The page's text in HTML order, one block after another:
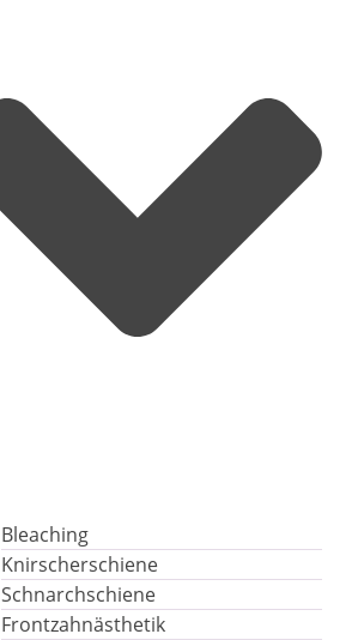
Bleaching
Knirscherschiene
Schnarchschiene
Frontzahnästhetik